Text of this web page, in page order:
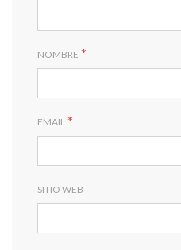
NOMBRE *
EMAIL *
SITIO WEB